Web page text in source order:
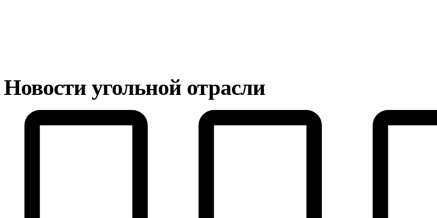
Новости угольной отрасли